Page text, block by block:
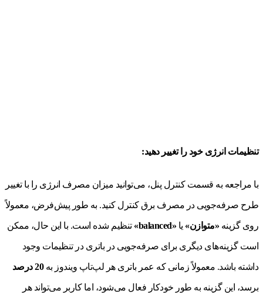
تنظیمات انرژی خود را تغییر دهید:
با مراجعه به قسمت کنترل پنل، می‌توانید میزان مصرف انرژی را با تغییر
طرح صرفه‌جویی در مصرف برق کنترل کنید. به طور پیش‌فرض، معمولاً
روی گزینه «متوازن» یا «balanced» تنظیم شده است. با این حال، ممکن
است گزینه‌های دیگری برای صرفه‌جویی در باتری در تنظیمات وجود
داشته باشد. معمولاً زمانی که عمر باتری هر لپ‌تاپ ویندوز به20 درصد
برسد، این گزینه به طور خودکار فعال می‌شود، اما کاربر می‌تواند هر